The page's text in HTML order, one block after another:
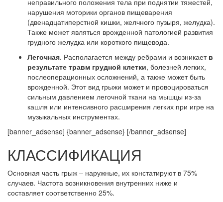
неправильного положения тела при поднятии тяжестей,
нарушения моторики органов пищеварения
(двенадцатиперстной кишки, желчного пузыря, желудка).
Также может являться врожденной патологией развития
грудного желудка или короткого пищевода.
Легочная. Располагается между ребрами и возникает в
результате травм грудной клетки, болезней легких,
послеоперационных осложнений, а также может быть
врожденной. Этот вид грыжи может и провоцироваться
сильным давлением легочной ткани на мышцы из-за
кашля или интенсивного расширения легких при игре на
музыкальных инструментах.
[banner_adsense] {banner_adsense} [/banner_adsense]
КЛАССИФИКАЦИЯ
Основная часть грыж – наружные, их констатируют в 75%
случаев. Частота возникновения внутренних ниже и
составляет соответственно 25%.